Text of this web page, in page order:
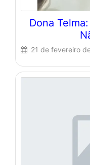
Dona
21 de fevereiro